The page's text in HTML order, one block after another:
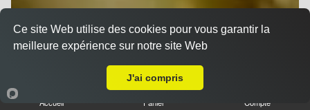
Accueil Panier Compte
Ce site Web utilise des cookies pour vous garantir la
meilleure expérience sur notre site Web
J'ai compris